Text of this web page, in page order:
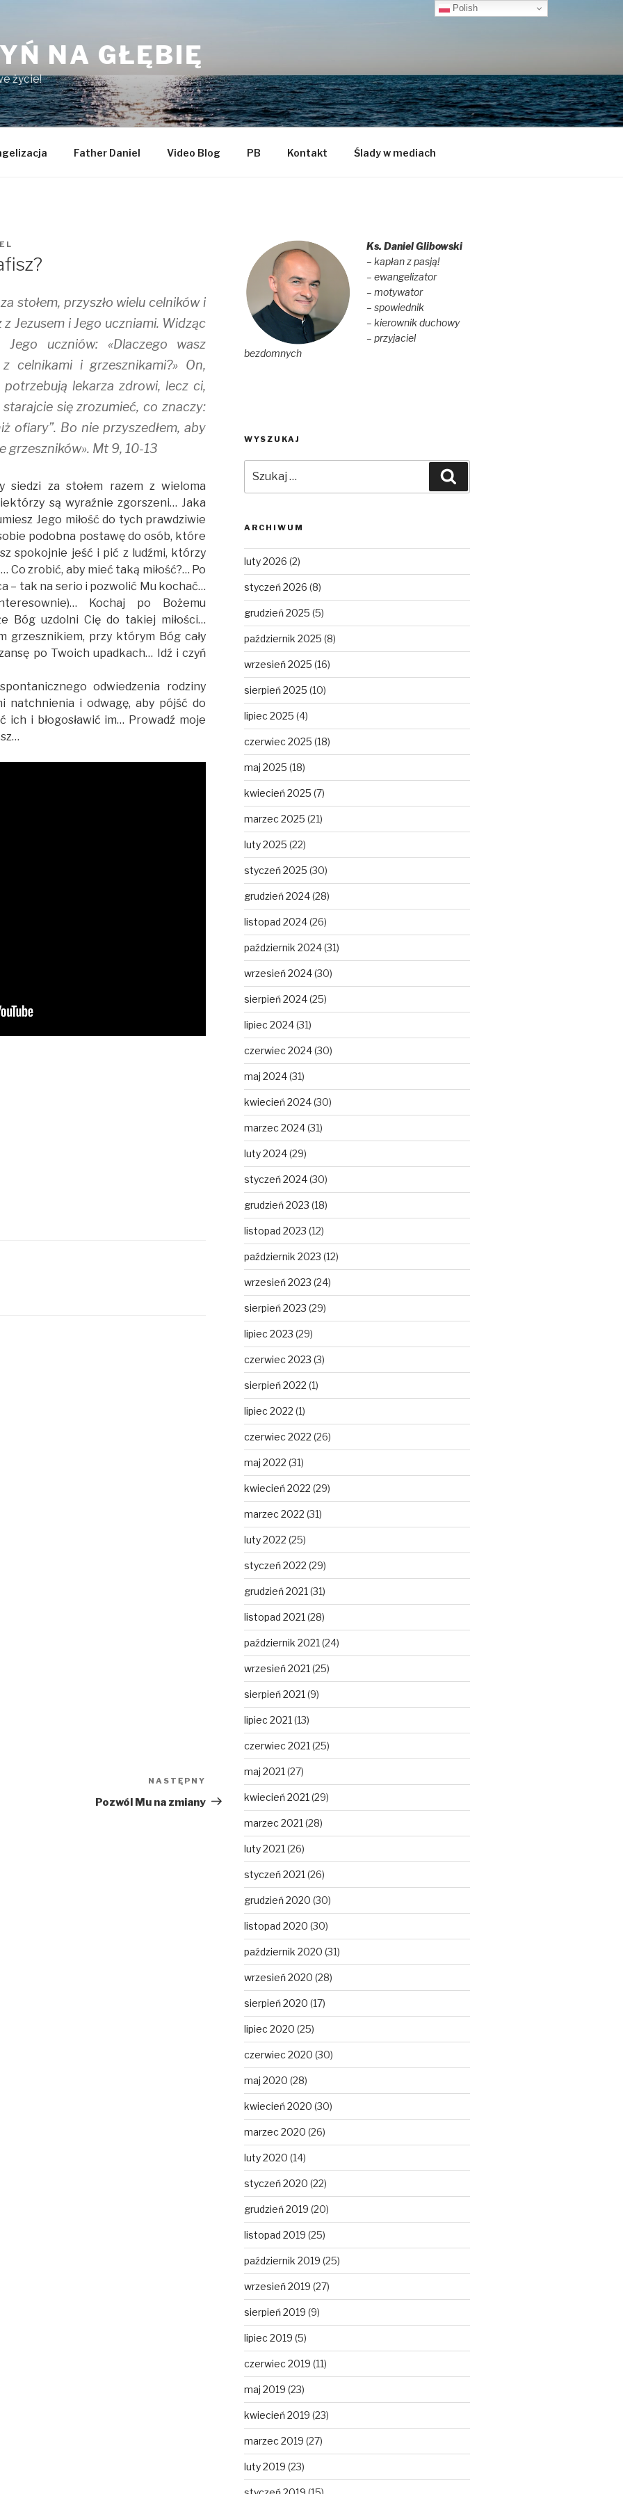
NA GŁĘBIĘ
życie!
Father Daniel Video Blog PB Kontakt Ślady w mediach
stołem, przyszło wielu celników i
Jezusem i Jego uczniami. Widząc
uczniów: «Dlaczego wasz
celnikami i grzesznikami?» On,
potrzebują lekarza zdrowi, lecz ci,
się zrozumieć, co znaczy:
ofiary”. Bo nie przyszedłem, aby
grzeszników». Mt 9, 10-13
siedzi za stołem razem z wieloma
są wyraźnie zgorszeni… Jaka
Jego miłość do tych prawdziwie
podobna postawę do osób, które
spokojnie jeść i pić z ludźmi, którzy
Co zrobić, aby mieć taką miłość?… Po
– tak na serio i pozwolić Mu kochać…
Kochaj po Bożemu
Bóg uzdolni Cię do takiej miłości…
grzesznikiem, przy którym Bóg cały
po Twoich upadkach… Idź i czyń
odwiedzenia rodziny
natchnienia i odwagę, aby pójść do
ich i błogosławić im… Prowadź moje
Następny
wpis
NASTĘPNY
Pozwól Mu na zmiany
Ks. Daniel Glibowski
– kapłan z pasją!
– ewangelizator
– motywator
– spowiednik
– kierownik duchowy
– przyjaciel
bezdomnych
WYSZUKAJ
ARCHIWUM
luty 2026 (2)
styczeń 2026 (8)
grudzień 2025 (5)
październik 2025 (8)
wrzesień 2025 (16)
sierpień 2025 (10)
lipiec 2025 (4)
czerwiec 2025 (18)
maj 2025 (18)
kwiecień 2025 (7)
marzec 2025 (21)
luty 2025 (22)
styczeń 2025 (30)
grudzień 2024(28)
listopad 2024(26)
październik 2024(31)
wrzesień 2024(30)
sierpień 2024(25)
lipiec 2024(31)
czerwiec 2024(30)
maj 2024(31)
kwiecień 2024(30)
marzec 2024(31)
luty 2024(29)
styczeń 2024(30)
grudzień 2023 (18)
listopad 2023 (12)
październik 2023 (12)
wrzesień 2023 (24)
sierpień 2023 (29)
lipiec 2023 (29)
czerwiec 2023 (3)
sierpień 2022 (1)
lipiec 2022 (1)
czerwiec 2022 (26)
maj 2022 (31)
kwiecień 2022 (29)
marzec 2022 (31)
luty 2022 (25)
styczeń 2022 (29)
grudzień 2021 (31)
listopad 2021 (28)
październik 2021 (24)
wrzesień 2021 (25)
sierpień 2021 (9)
lipiec 2021 (13)
czerwiec 2021 (25)
maj 2021 (27)
kwiecień 2021 (29)
marzec 2021 (28)
luty 2021 (26)
styczeń 2021 (26)
grudzień 2020 (30)
listopad 2020 (30)
październik 2020 (31)
wrzesień 2020 (28)
sierpień 2020 (17)
lipiec 2020 (25)
czerwiec 2020 (30)
maj 2020 (28)
kwiecień 2020 (30)
marzec 2020 (26)
luty 2020 (14)
styczeń 2020 (22)
grudzień 2019 (20)
listopad 2019 (25)
październik 2019 (25)
wrzesień 2019 (27)
sierpień 2019 (9)
lipiec 2019 (5)
czerwiec 2019 (11)
maj 2019 (23)
kwiecień 2019 (23)
marzec 2019 (27)
luty 2019 (23)
Polish